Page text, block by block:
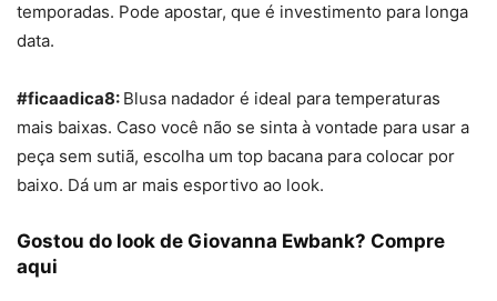
temporadas. Pode apostar, que é investimento para longa
data.
#ficaadica8: Blusa nadador é ideal para temperaturas
mais baixas. Caso você não se sinta à vontade para usar a
peça sem sutiã, escolha um top bacana para colocar por
baixo. Dá um ar mais esportivo ao look.
Gostou do look de Giovanna Ewbank? Compre
aqui